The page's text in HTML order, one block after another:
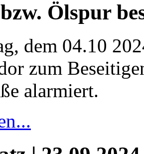
Ölspur
dem 04.10
zum
alarmiert.